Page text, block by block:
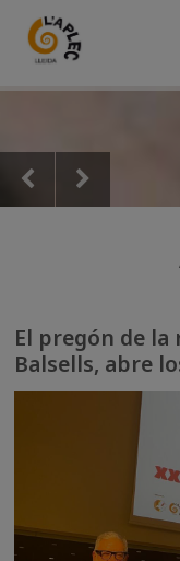
El pregón de la
Balsells, abre